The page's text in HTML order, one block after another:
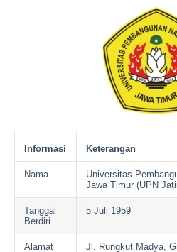
Informasi Keterangan
Nama
Universitas
Jawa Timur (UPN
Tanggal
Berdiri
5 Juli 1959
Alamat
Jl. Rungkut Madya,